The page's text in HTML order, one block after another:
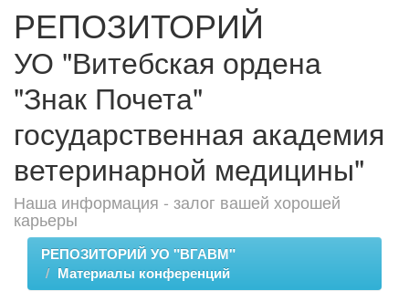
РЕПОЗИТОРИЙ
УО "Витебская ордена
"Знак Почета"
государственная академия
ветеринарной медицины"
Наша информация - залог вашей хорошей
карьеры
РЕПОЗИТОРИЙ УО "ВГАВМ"
Материалы конференций